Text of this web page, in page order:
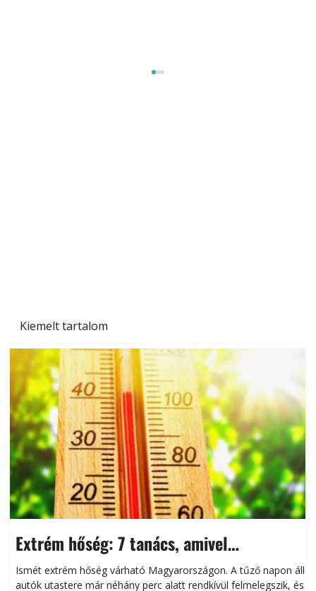
Kiemelt tartalom
Extrém hőség: 7 tanács, amivel
megóvhatjuk autónkat a nyári károktól
Ismét extrém hőség várható Magyarországon. A tűző napon álló
autók utastere már néhány perc alatt rendkívül felmelegszik, és